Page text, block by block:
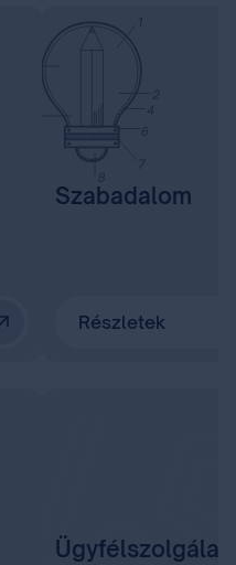
Szabadalom
Részletek
Ügyfélszolgálat